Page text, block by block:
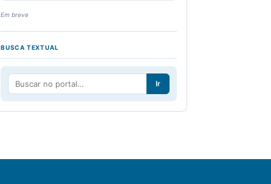
Em breve
BUSCA TEXTUAL
Ir